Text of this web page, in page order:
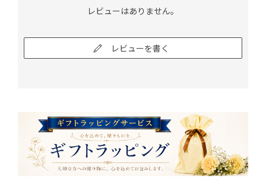
レビューはありません。
レビューを書く